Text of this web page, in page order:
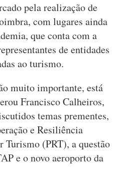
pela realização de
com lugares ainda
que conta com a
de entidades
ao turismo.
muito importante, está
Francisco Calheiros,
temas prementes,
e Resiliência
Turismo (PRT), a questão
e o novo aeroporto da